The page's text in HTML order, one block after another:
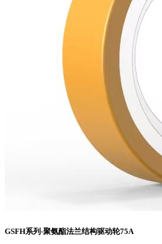
GSFH系列-聚氨酯法兰结构驱动轮75A